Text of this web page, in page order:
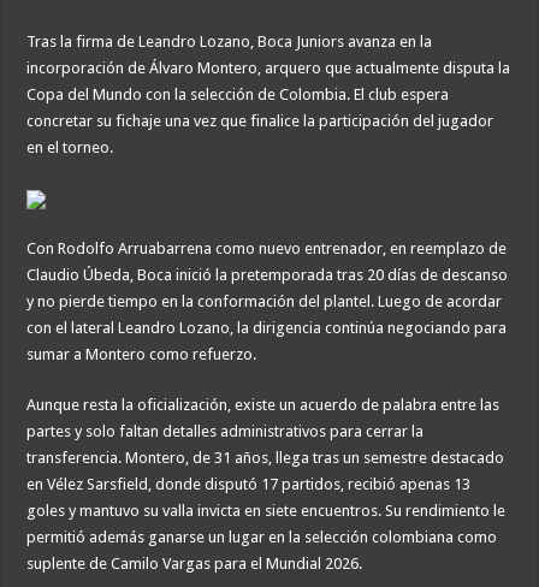
Tras la firma de Leandro Lozano, Boca Juniors avanza en la
incorporación de Álvaro Montero, arquero que actualmente disputa la
Copa del Mundo con la selección de Colombia. El club espera
concretar su fichaje una vez que finalice la participación del jugador
en el torneo.
Con Rodolfo Arruabarrena como nuevo entrenador, en reemplazo de
Claudio Úbeda, Boca inició la pretemporada tras 20 días de descanso
y no pierde tiempo en la conformación del plantel. Luego de acordar
con el lateral Leandro Lozano, la dirigencia continúa negociando para
sumar a Montero como refuerzo.
Aunque resta la oficialización, existe un acuerdo de palabra entre las
partes y solo faltan detalles administrativos para cerrar la
transferencia. Montero, de 31 años, llega tras un semestre destacado
en Vélez Sarsfield, donde disputó 17 partidos, recibió apenas 13
goles y mantuvo su valla invicta en siete encuentros. Su rendimiento le
permitió además ganarse un lugar en la selección colombiana como
suplente de Camilo Vargas para el Mundial 2026.